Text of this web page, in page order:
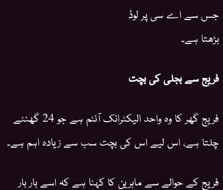
جس سے اے سی پر لوڈ
بڑھتا ہے۔
فریج سے بجلی کی بچت
فریج گھر کا وہ واحد الیکٹرانک آئٹم ہے جو 24 گھنٹے
چلتا ہے، اس لیے اس کی بچت سب سے زیادہ اہم ہے۔
فریج کے حوالے سے ماہرین کا کہنا ہے کہ اسے بار بار